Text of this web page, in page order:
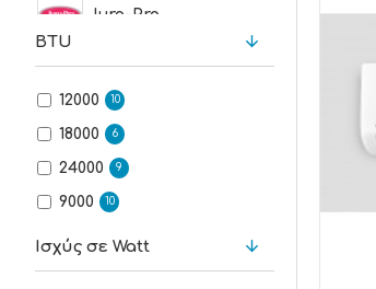
Juro-Pro
Kerosun
Life
Nobu
BTU
12000 10
18000 6
24000 9
9000 10
Ισχύς σε Watt